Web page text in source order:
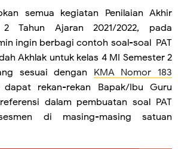
semua kegiatan Penilaian Akhir
2 Tahun Ajaran 2021/2022, pada
ingin berbagi contoh soal-soal PAT
Akhlak untuk kelas 4 MI Semester 2
sesuai dengan KMA Nomor 183
rekan-rekan Bapak/Ibu Guru
dalam pembuatan soal PAT
di masing-masing satuan